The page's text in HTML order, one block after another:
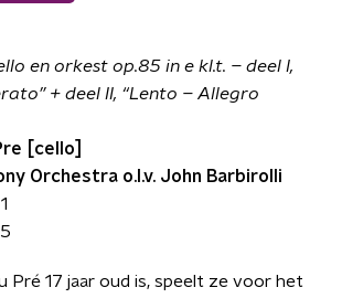
en orkest op.85 in e kl.t. – deel I,
+ deel II, “Lento – Allegro
[cello]
Orchestra o.l.v. John Barbirolli
Pré 17 jaar oud is, speelt ze voor het